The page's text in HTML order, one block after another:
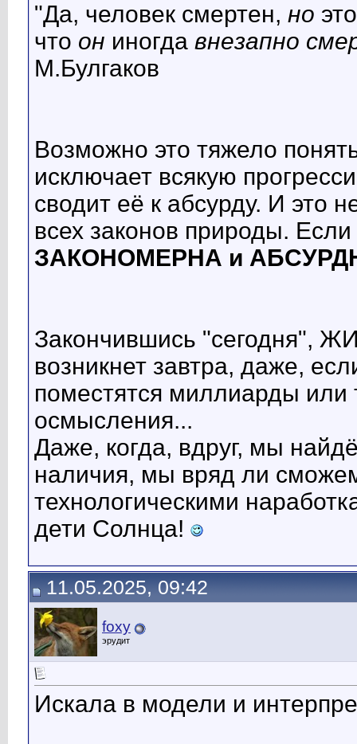
"Да, человек смертен, но
что он иногда внезапно
М.Булгаков
Возможно это тяжело
исключает всякую
сводит её к абсурду. И это
всех законов природы.
ЗАКОНОМЕРНА и
Закончившись "сегодня",
возникнет завтра, даже,
поместятся миллиарды или
осмысления...
Даже, когда, вдруг, мы
наличия, мы вряд ли
технологическими
дети Солнца!
11.05.2025, 09:42
foxy
эрудит
Искала в модели и